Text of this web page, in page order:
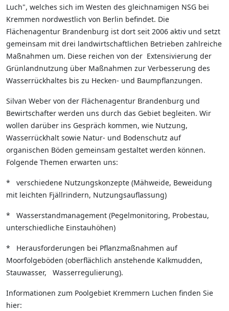
Luch", welches sich im Westen des gleichnamigen NSG bei
Kremmen nordwestlich von Berlin befindet. Die
Flächenagentur Brandenburg ist dort seit 2006 aktiv und setzt
gemeinsam mit drei landwirtschaftlichen Betrieben zahlreiche
Maßnahmen um. Diese reichen von der Extensivierung der
Grünlandnutzung über Maßnahmen zur Verbesserung des
Wasserrückhaltes bis zu Hecken- und Baumpflanzungen.
Silvan Weber von der Flächenagentur Brandenburg und
Bewirtschafter werden uns durch das Gebiet begleiten. Wir
wollen darüber ins Gespräch kommen, wie Nutzung,
Wasserrückhalt sowie Natur- und Bodenschutz auf
organischen Böden gemeinsam gestaltet werden können.
Folgende Themen erwarten uns:
* verschiedene Nutzungskonzepte (Mähweide, Beweidung
mit leichten Fjällrindern, Nutzungsauflassung)
* Wasserstandmanagement (Pegelmonitoring, Probestau,
unterschiedliche Einstauhöhen)
* Herausforderungen bei Pflanzmaßnahmen auf
Moorfolgeböden (oberflächlich anstehende Kalkmudden,
Stauwasser, Wasserregulierung).
Informationen zum Poolgebiet Kremmern Luchen finden Sie
hier: